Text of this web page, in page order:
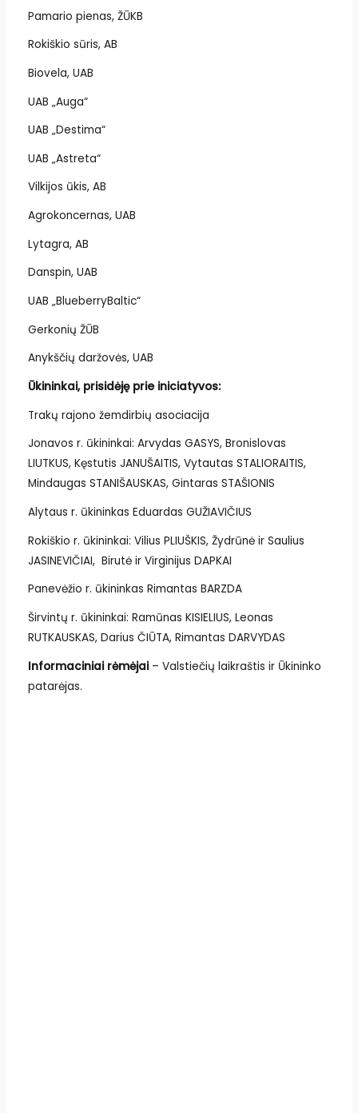
Pamario pienas, ŽŪKB
Rokiškio sūris, AB
Biovela, UAB
UAB „Auga“
UAB „Destima“
UAB „Astreta“
Vilkijos ūkis, AB
Agrokoncernas, UAB
Lytagra, AB
Danspin, UAB
UAB „BlueberryBaltic“
Gerkonių ŽŪB
Anykščių daržovės, UAB
Ūkininkai, prisidėję prie iniciatyvos:
Trakų rajono žemdirbių asociacija
Jonavos r. ūkininkai: Arvydas GASYS, Bronislovas
LIUTKUS, Kęstutis JANUŠAITIS, Vytautas STALIORAITIS,
Mindaugas STANIŠAUSKAS, Gintaras STAŠIONIS
Alytaus r. ūkininkas Eduardas GUŽIAVIČIUS
Rokiškio r. ūkininkai: Vilius PLIUŠKIS, Žydrūnė ir Saulius
JASINEVIČIAI, Birutė ir Virginijus DAPKAI
Panevėžio r. ūkininkas Rimantas BARZDA
Širvintų r. ūkininkai: Ramūnas KISIELIUS, Leonas
RUTKAUSKAS, Darius ČIŪTA, Rimantas DARVYDAS
Informaciniai rėmėjai– Valstiečių laikraštis ir Ūkininko
patarėjas.